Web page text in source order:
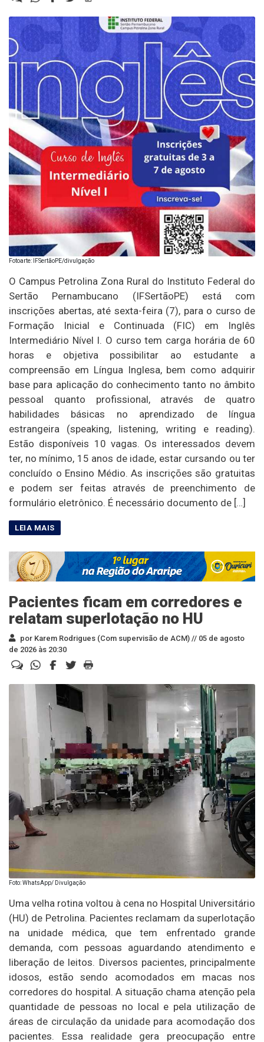
Fotoarte: IFSertãoPE/divulgação
O Campus Petrolina Zona Rural do Instituto Federal do
Sertão Pernambucano (IFSertãoPE) está com
inscrições abertas, até sexta-feira (7), para o curso de
Formação Inicial e Continuada (FIC) em Inglês
Intermediário Nível I. O curso tem carga horária de 60
horas e objetiva possibilitar ao estudante a
compreensão em Língua Inglesa, bem como adquirir
base para aplicação do conhecimento tanto no âmbito
pessoal quanto profissional, através de quatro
habilidades básicas no aprendizado de língua
estrangeira (speaking, listening, writing e reading).
Estão disponíveis 10 vagas. Os interessados devem
ter, no mínimo, 15 anos de idade, estar cursando ou ter
concluído o Ensino Médio. As inscrições são gratuitas
e podem ser feitas através de preenchimento de
formulário eletrônico. É necessário documento de […]
Pacientes ficam em corredores e
relatam superlotação no HU
por Karem Rodrigues (Com supervisão de ACM) // 05 de agosto
de 2026 às 20:30
Foto: WhatsApp/ Divulgação
Uma velha rotina voltou à cena no Hospital Universitário
(HU) de Petrolina. Pacientes reclamam da superlotação
na unidade médica, que tem enfrentado grande
demanda, com pessoas aguardando atendimento e
liberação de leitos. Diversos pacientes, principalmente
idosos, estão sendo acomodados em macas nos
corredores do hospital. A situação chama atenção pela
quantidade de pessoas no local e pela utilização de
áreas de circulação da unidade para acomodação dos
pacientes. Essa realidade gera preocupação entre